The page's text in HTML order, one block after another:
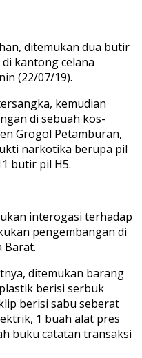
ditemukan dua butir
kantong celana
(22/07/19).
kemudian
di sebuah kos-
Grogol Petamburan,
narkotika berupa pil
butir pil H5.
interogasi terhadap
pengembangan di
Barat.
ditemukan barang
berisi serbuk
berisi sabu seberat
1 buah alat pres
buku catatan transaksi